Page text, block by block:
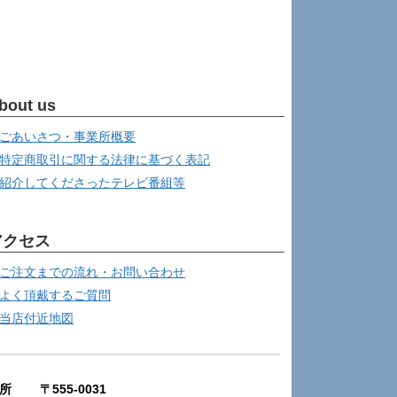
us
ごあいさつ・事業所概要
特定商取引に関する法律に基づく表記
紹介してくださったテレビ番組等
セス
ご注文までの流れ・お問い合わせ
よく頂戴するご質問
当店付近地図
所 〒555-0031